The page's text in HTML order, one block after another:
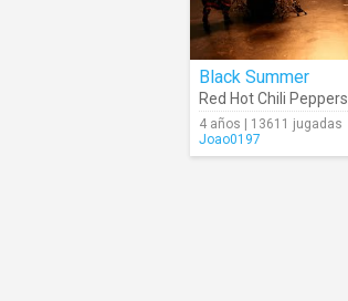
Black Summer
Red Hot Chili Peppers
4 años | 13611 jugadas
Joao0197